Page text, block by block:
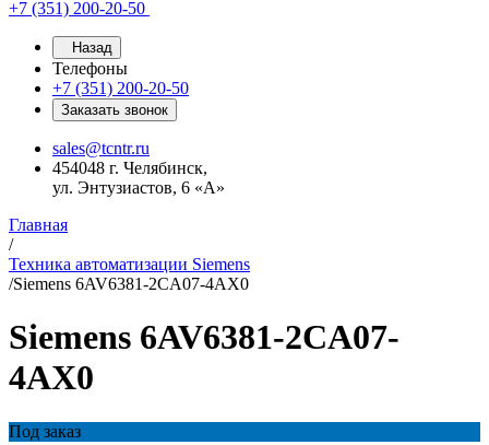
+7 (351) 200-20-50
Назад
Телефоны
+7 (351) 200-20-50
Заказать звонок
sales@tcntr.ru
454048 г. Челябинск,
ул. Энтузиастов, 6 «А»
Главная
/
Техника автоматизации Siemens
/Siemens 6AV6381-2CA07-4AX0
Siemens 6AV6381-2CA07-
4AX0
Под заказ